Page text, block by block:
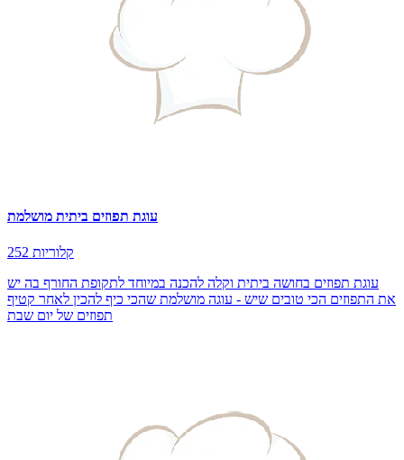
עוגת תפוזים ביתית מושלמת
252 קלוריות
עוגת תפוזים בחושה ביתית וקלה להכנה במיוחד לתקופת החורף בה יש
את התפוזים הכי טובים שיש - עוגה מושלמת שהכי כיף להכין לאחר קטיף
תפוזים של יום שבת